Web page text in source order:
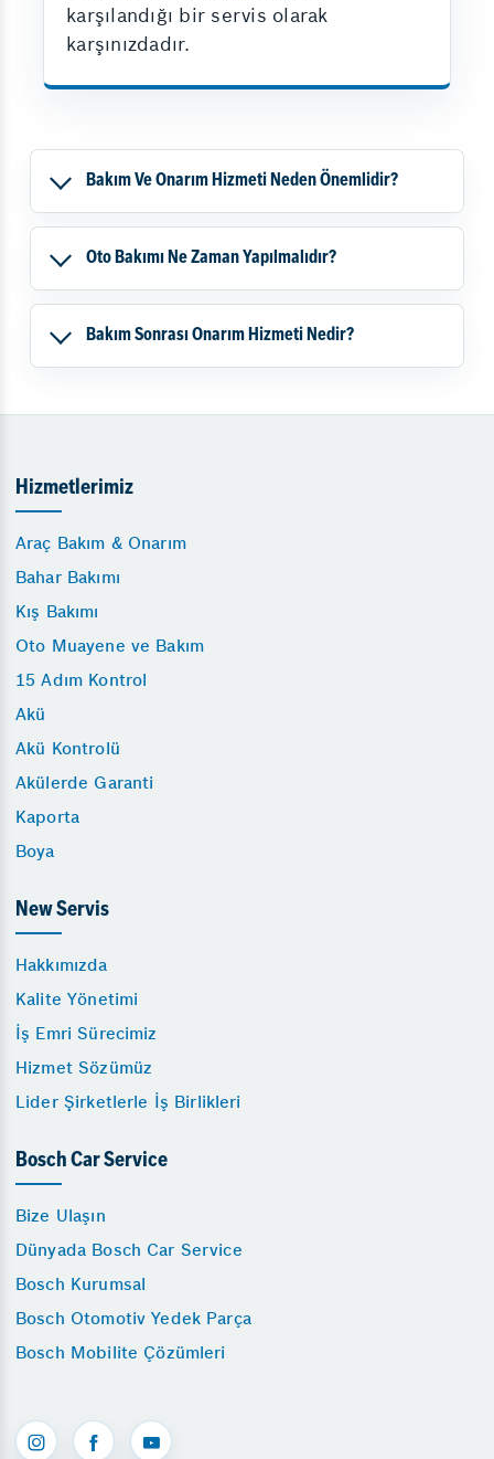
karşılandığı bir servis olarak
karşınızdadır.
Bakım Ve Onarım Hizmeti Neden Önemlidir?
Oto Bakımı Ne Zaman Yapılmalıdır?
Bakım Sonrası Onarım Hizmeti Nedir?
Hizmetlerimiz
Araç Bakım & Onarım
Bahar Bakımı
Kış Bakımı
Oto Muayene ve Bakım
15 Adım Kontrol
Akü
Akü Kontrolü
Akülerde Garanti
Kaporta
Boya
New Servis
Hakkımızda
Kalite Yönetimi
İş Emri Sürecimiz
Hizmet Sözümüz
Lider Şirketlerle İş Birlikleri
Bosch Car Service
Bize Ulaşın
Dünyada Bosch Car Service
Bosch Kurumsal
Bosch Otomotiv Yedek Parça
Bosch Mobilite Çözümleri